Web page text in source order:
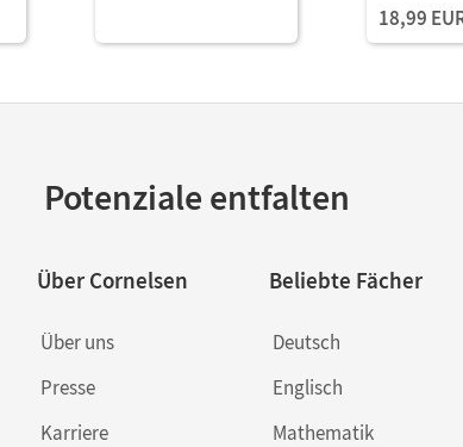
18,99
Potenziale entfalten
Über Cornelsen
Über uns
Presse
Karriere
Beliebte Fächer
Deutsch
Englisch
Mathematik